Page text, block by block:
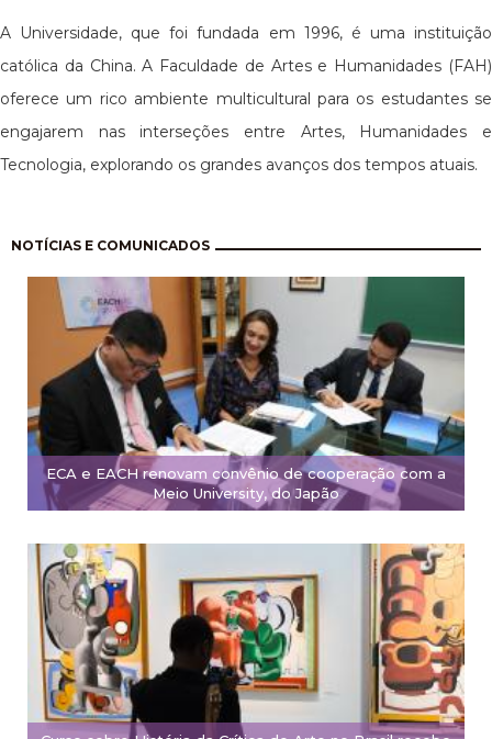
A Universidade, que foi fundada em 1996, é uma instituição
católica da China. A Faculdade de Artes e Humanidades (FAH)
oferece um rico ambiente multicultural para os estudantes se
engajarem nas interseções entre Artes, Humanidades e
Tecnologia, explorando os grandes avanços dos tempos atuais.
NOTÍCIAS E COMUNICADOS
ECA e EACH renovam convênio de cooperação com a
Meio University, do Japão
Paginação